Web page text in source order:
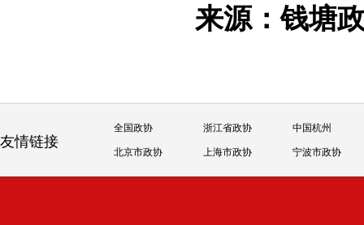
来源：钱
友情链接
全国政协 浙江省政协 中国杭州
北京市政协 上海市政协 宁波市政协